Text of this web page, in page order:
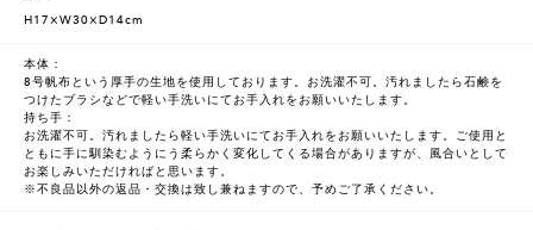
H17×W30×D14cm
本体：
8号帆布という厚手の生地を使用しております。お洗濯不可。汚れましたら石鹸を
つけたブラシなどで軽い手洗いにてお手入れをお願いいたします。
持ち手：
お洗濯不可。汚れましたら軽い手洗いにてお手入れをお願いいたします。ご使用と
ともに手に馴染むようにう柔らかく変化してくる場合がありますが、風合いとして
お楽しみいただければと思います。
※不良品以外の返品・交換は致し兼ねますので、予めご了承ください。